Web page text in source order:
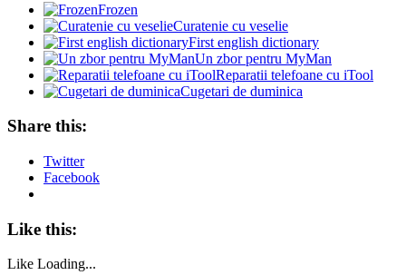
Frozen
Curatenie cu veselie
First english dictionary
Un zbor pentru MyMan
Reparatii telefoane cu iTool
Cugetari de duminica
Share this:
Twitter
Facebook
Like this:
Like Loading...